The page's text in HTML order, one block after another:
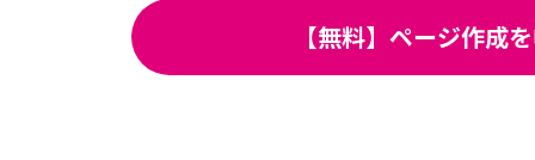
【無料】ページ作成